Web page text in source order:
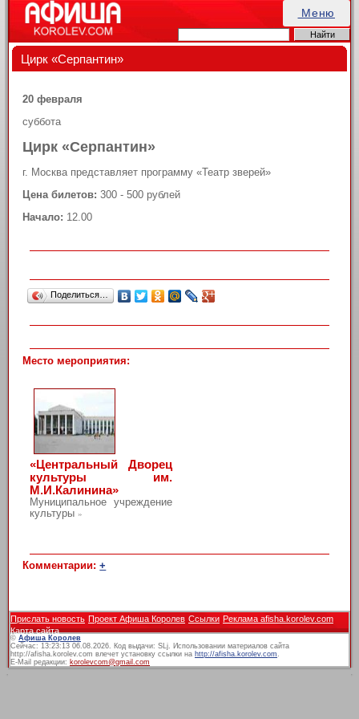
Меню
Цирк «Серпантин»
20 февраля
суббота
Цирк «Серпантин»
г. Москва представляет программу «Театр зверей»
Цена билетов: 300 - 500 рублей
Начало: 12.00
Поделиться…
Место мероприятия:
«Центральный Дворец
культуры им.
М.И.Калинина»
Муниципальное учреждение
культуры »
Комментарии:+
Прислать новость Проект Афиша Королев Ссылки Реклама afisha.korolev.com
Карта сайта
© Афиша Королев
Сейчас: 13:23:13 06.08.2026. Код выдачи: SLj. Использовании материалов сайта
http://afisha.korolev.com влечет установку ссылки на http://afisha.korolev.com.
E-Mail редакции: korolevcom@gmail.com